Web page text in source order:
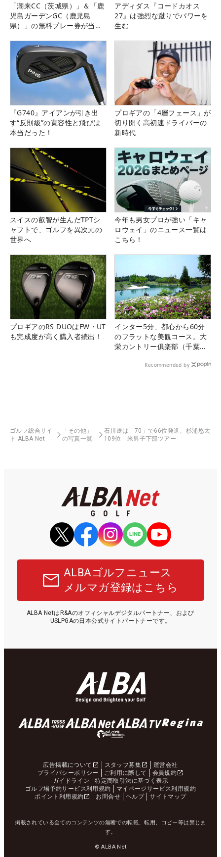
「潮来CC（茨城県）」＆「鹿
児島ガーデンGC（鹿児島
県）」の無料プレー券が当た
アディダス『コードカオス
27』は強烈な蹴りでパワーを
生む
『G740』アイアンが引き出
す“反則級”の寛容性と飛びは
本当だった！
プロギアの「4層フェース」が
切り開く高初速ドライバーの
新時代
スイスの叡智が生んだTPTシ
ャフトで、ゴルフを異次元の
世界へ
今年も男女プロが強い「キャ
ロウェイ」のニュース一覧は
こちら！
プロギアのRS DUOはFW・UT
も完成度が高く購入者続出！
インター5分、都心から60分
のフラットな美観コース。大
栄カントリー俱楽部（千葉
Recommended by
ゴルフ総合サイ
ト ALBA Net
「その他」
の写真一覧
石川遼は「70」で66位発進、杉浦悠太
109位 米男子下部ツアー
ALBAゴルフニュース
メルマガ登録はこちら
ALBA NetはR&Aのオフィシャルデジタルパートナー、および
USLPGAの日本公式サイトパートナーです。
広告掲載について スタッフ募集
運営会社
プライバシーポリシー
ご利用に際して
会員規約
ガイドライン
特定商取引法に基づく表示
ゴルフ場予約サービス利用規約
マイページサービス利用規約
ポイント利用規約
お問合せ ヘルプ サイトマップ
掲載されている全てのコンテンツの無断での転載、転用、コピー等は禁じま
す。
© ALBA Net